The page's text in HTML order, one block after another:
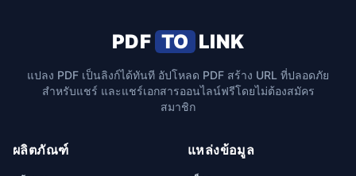
PDF TO LINK
แปลง PDF เป็นลิงก์ได้ทันที อัปโหลด PDF สร้าง URL ที่ปลอดภัย
สำหรับแชร์ และแชร์เอกสารออนไลน์ฟรีโดยไม่ต้องสมัคร
สมาชิก
ผลิตภัณฑ์ แหล่งข้อมูล